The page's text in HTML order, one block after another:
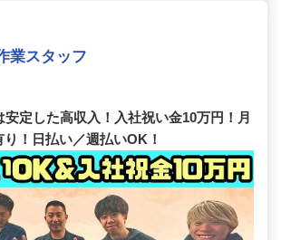
業スタッフ
安定した高収入！入社祝い金10万円！月
！日払い／週払いOK！